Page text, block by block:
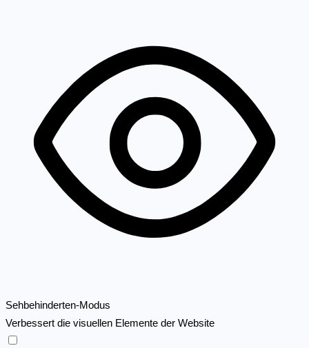
Sehbehinderten-Modus
Verbessert die visuellen Elemente der Website